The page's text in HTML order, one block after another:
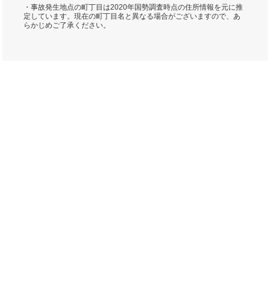
・事故発生地点の町丁目は2020年国勢調査時点の住所情報を元に推
定しています。現在の町丁目名と異なる場合がございますので、あ
らかじめご了承ください。